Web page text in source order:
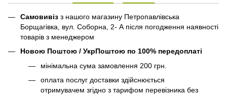
Самовивіз з нашого магазину Петропавлівська
Борщагівка, вул. Соборна, 2- А після погодження наявності
товарів з менеджером
Новою Поштою / УкрПоштою по 100% передоплаті
мінімальна сума замовлення 200 грн.
оплата послуг доставки здійснюється
отримувачем згідно з тарифом перевізника без